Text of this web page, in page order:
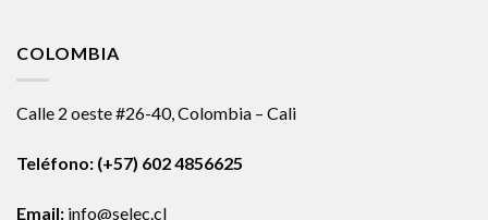
COLOMBIA
Calle 2 oeste #26-40, Colombia – Cali
Teléfono: (+57) 602 4856625
Email: info@selec.cl